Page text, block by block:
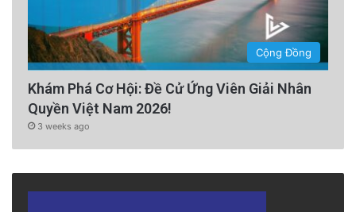
Cộng Đồng
Khám Phá Cơ Hội: Đề Cử Ứng Viên Giải Nhân
Quyền Việt Nam 2026!
3 weeks ago